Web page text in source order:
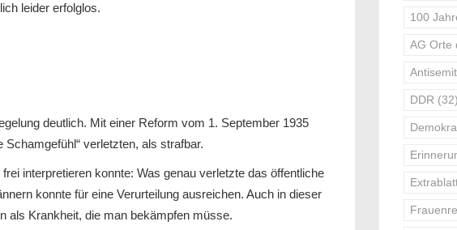
leider erfolglos.
deutlich. Mit einer Reform vom 1. September 1935
Schamgefühl“ verletzten, als strafbar.
interpretieren konnte: Was genau verletzte das öffentliche
konnte für eine Verurteilung ausreichen. Auch in dieser
als Krankheit, die man bekämpfen müsse.
100
AG Orte
DDR (32)